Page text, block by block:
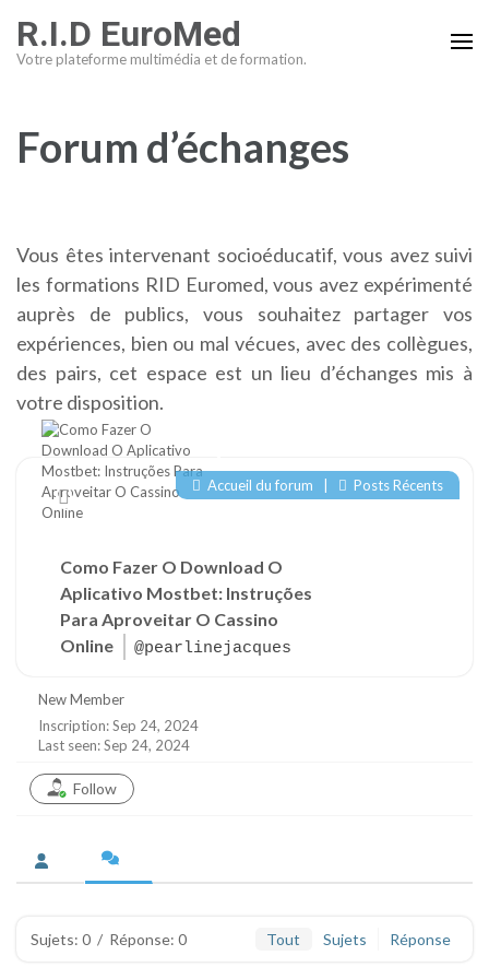
au
contenu
Entrée)
R.I.D EuroMed
Votre plateforme multimédia et de formation.
Forum d’échanges
Vous êtes intervenant socioéducatif, vous avez suivi
les formations RID Euromed, vous avez expérimenté
auprès de publics, vous souhaitez partager vos
expériences, bien ou mal vécues, avec des collègues,
des pairs, cet espace est un lieu d’échanges mis à
votre disposition.
Como Fazer O Download O
Aplicativo Mostbet: Instruções
Para Aproveitar O Cassino
Online
@pearlinejacques
Accueil du forum Posts Récents
New Member
Inscription: Sep 24, 2024
Last seen: Sep 24, 2024
Follow
Sujets: 0 / Réponse: 0 Tout Sujets Réponse